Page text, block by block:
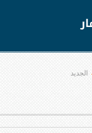
الجديد